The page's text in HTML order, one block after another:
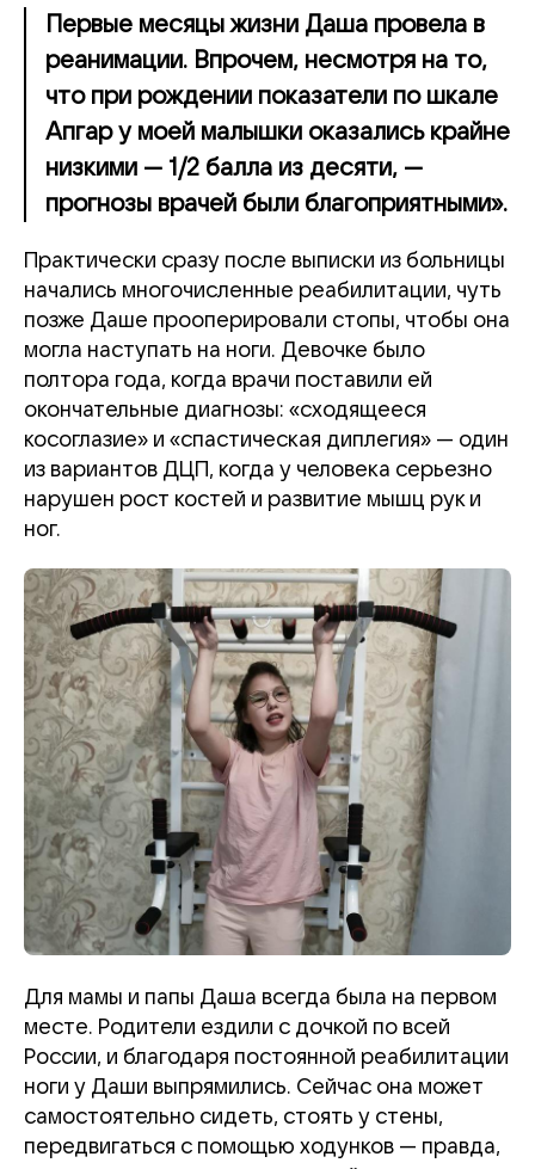
Первые месяцы жизни Даша провела в
реанимации. Впрочем, несмотря на то,
что при рождении показатели по шкале
Апгар у моей малышки оказались крайне
низкими — 1/2 балла из десяти, —
прогнозы врачей были благоприятными».
Практически сразу после выписки из больницы
начались многочисленные реабилитации, чуть
позже Даше прооперировали стопы, чтобы она
могла наступать на ноги. Девочке было
полтора года, когда врачи поставили ей
окончательные диагнозы: «сходящееся
косоглазие» и «спастическая диплегия» — один
из вариантов ДЦП, когда у человека серьезно
нарушен рост костей и развитие мышц рук и
ног.
Для мамы и папы Даша всегда была на первом
месте. Родители ездили с дочкой по всей
России, и благодаря постоянной реабилитации
ноги у Даши выпрямились. Сейчас она может
самостоятельно сидеть, стоять у стены,
передвигаться с помощью ходунков — правда,